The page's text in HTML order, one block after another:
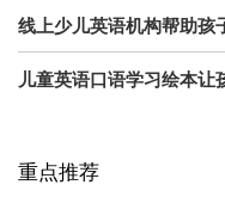
线上少儿英语机构帮助孩
儿童英语口语学习绘本
重点推荐